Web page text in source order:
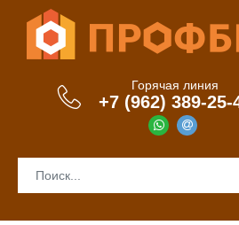
Горячая линия
+7 (962) 389-25-